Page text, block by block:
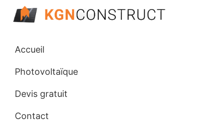
Accueil
Photovoltaïque
Devis gratuit
Contact